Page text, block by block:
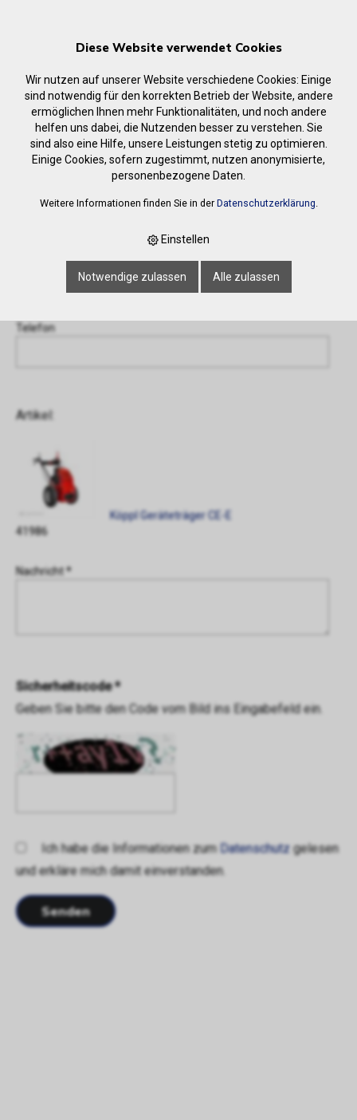
‹ Zurück
Anfrage
Telefon
Artikel:
Köppl Geräteträger CE-E
41986
Nachricht *
Sicherheitscode *
Geben Sie bitte den Code vom Bild ins Eingabefeld ein.
Ich habe die Informationen zum Datenschutzgelesen
und erkläre mich damit einverstanden.
Diese Website verwendet Cookies
Wir nutzen auf unserer Website verschiedene Cookies: Einige
sind notwendig für den korrekten Betrieb der Website, andere
ermöglichen Ihnen mehr Funktionalitäten, und noch andere
helfen uns dabei, die Nutzenden besser zu verstehen. Sie
sind also eine Hilfe, unsere Leistungen stetig zu optimieren.
Einige Cookies, sofern zugestimmt, nutzen anonymisierte,
personenbezogene Daten.
Weitere Informationen finden Sie in der Datenschutzerklärung.
Einstellen
Notwendige zulassen Alle zulassen